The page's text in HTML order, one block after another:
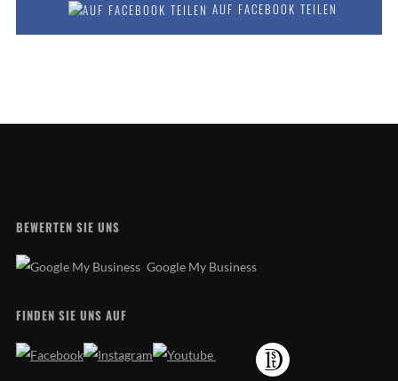
AUF FACEBOOK TEILEN
BEWERTEN SIE UNS
Google My Business
FINDEN SIE UNS AUF